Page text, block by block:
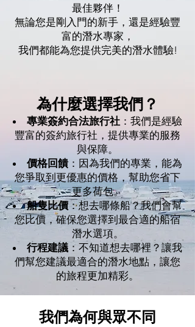
最佳夥伴！
無論您是剛入門的新手，還是經驗豐
富的潛水專家，
我們都能為您提供完美的潛水體驗!
為什麼選擇我們？
專業簽約合法旅行社 ：我們是經驗
豐富的簽約旅行社，提供專業的服務
與保障。
價格回饋：因為我們的專業，能為
您爭取到更優惠的價格，幫助您省下
更多荷包。
船隻比價 ：想去哪條船？我們會幫
您比價，確保您選擇到最合適的船宿
潛水選項。
行程建議 ：不知道想去哪裡？讓我
們幫您建議最適合的潛水地點，讓您
的旅程更加精彩。
我們為何與眾不同